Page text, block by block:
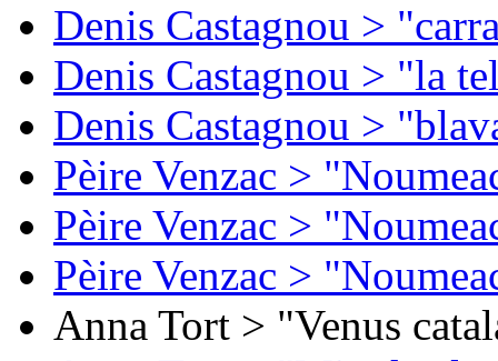
Denis Castagnou >
Denis Castagnou > "la
Denis Castagnou >
Pèire Venzac >
Pèire Venzac >
Pèire Venzac >
Anna Tort > "Venus